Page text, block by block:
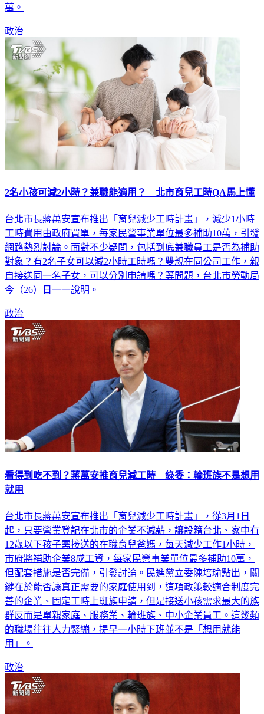
萬。
政治
2名小孩可減2小時？兼職能適用？ 北市育兒工時QA馬上懂
台北市長蔣萬安宣布推出「育兒減少工時計畫」，減少1小時
工時費用由政府買單，每家民營事業單位最多補助10萬，引發
網路熱烈討論。面對不少疑問，包括到底兼職員工是否為補助
對象？有2名子女可以減2小時工時嗎？雙親在同公司工作，親
自接送同一名子女，可以分別申請嗎？等問題，台北市勞動局
今（26）日一一說明。
政治
看得到吃不到？蔣萬安推育兒減工時 綠委：輪班族不是想用
就用
台北市長蔣萬安宣布推出「育兒減少工時計畫」，從3月1日
起，只要營業登記在北市的企業不減薪，讓設籍台北、家中有
12歲以下孩子需接送的在職育兒爸媽，每天減少工作1小時，
市府將補助企業8成工資，每家民營事業單位最多補助10萬，
但配套措施是否完備，引發討論。民進黨立委陳培瑜點出，關
鍵在於能否讓真正需要的家庭使用到，這項政策較適合制度完
善的企業、固定工時上班族申請，但是接送小孩需求最大的族
群反而是單親家庭、服務業、輪班族、中小企業員工。這幾類
的職場往往人力緊繃，提早一小時下班並不是「想用就能
用」。
政治